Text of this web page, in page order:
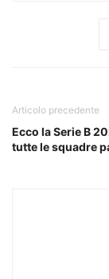
Articolo precedente
Ecco la Serie B
tutte le squadre